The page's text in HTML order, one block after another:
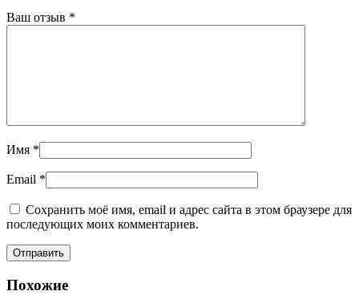
Ваш отзыв *
Имя *
Email *
Сохранить моё имя, email и адрес сайта в этом браузере для
последующих моих комментариев.
Похожие